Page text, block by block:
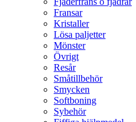
Fransar
Kristaller
Lösa paljetter
Mönster
Övrigt
Resår
Småtillbehör
Smycken
Softboning
Sybehör